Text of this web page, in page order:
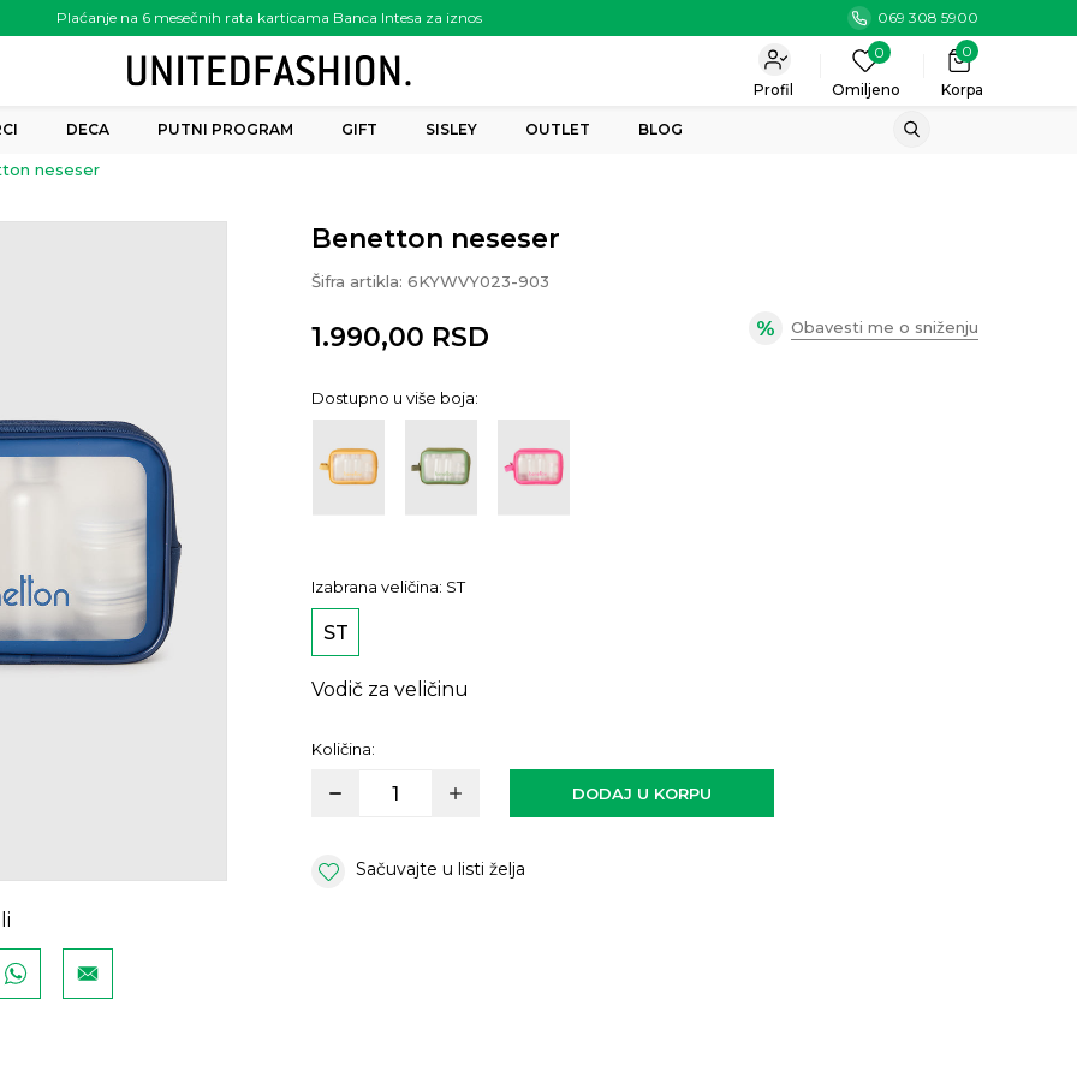
Plaćanje na 6 mesečnih rata karticama Banca Intesa za iznos
preko 6.000.00 rsd
069 308 5900
Korpa
0
0
Omiljeno
Profil
DECA PUTNI PROGRAM GIFT SISLEY OUTLET BLOG
neseser
Benetton neseser
Šifra artikla: 6KYWVY023-903
1.990,00 RSD Obavesti me o sniženju
Dostupno u više boja:
Izabrana veličina: ST
ST
Vodič za veličinu
Količina:
DODAJ U KORPU
Sačuvajte u listi želja